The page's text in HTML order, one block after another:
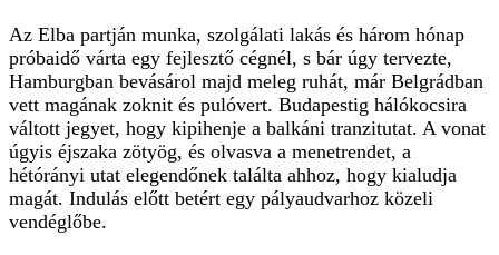
Az Elba partján munka, szolgálati lakás és három hónap
próbaidő várta egy fejlesztő cégnél, s bár úgy tervezte,
Hamburgban bevásárol majd meleg ruhát, már Belgrádban
vett magának zoknit és pulóvert. Budapestig hálókocsira
váltott jegyet, hogy kipihenje a balkáni tranzitutat. A vonat
úgyis éjszaka zötyög, és olvasva a menetrendet, a
hétórányi utat elegendőnek találta ahhoz, hogy kialudja
magát. Indulás előtt betért egy pályaudvarhoz közeli
vendéglőbe.